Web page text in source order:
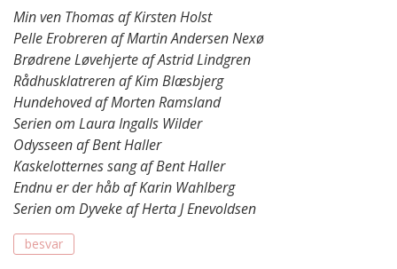
Min ven Thomas af Kirsten Holst
Pelle Erobreren af Martin Andersen Nexø
Brødrene Løvehjerte af Astrid Lindgren
Rådhusklatreren af Kim Blæsbjerg
Hundehoved af Morten Ramsland
Serien om Laura Ingalls Wilder
Odysseen af Bent Haller
Kaskelotternes sang af Bent Haller
Endnu er der håb af Karin Wahlberg
Serien om Dyveke af Herta J Enevoldsen
besvar